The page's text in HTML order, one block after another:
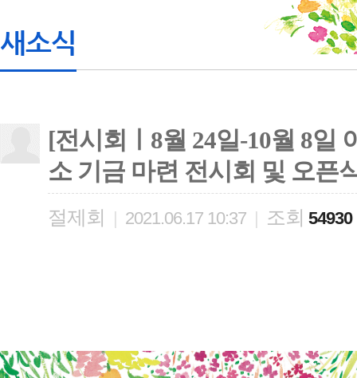
새소식
[전시회ㅣ8월 24일-10월 8일
소 기금 마련 전시회 및 오픈
절제회 | 2021.06.17 10:37 | 조회 54930